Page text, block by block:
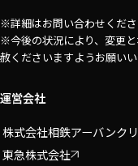
※詳細はお問い合わせくださ
※今後の状況により、変更
赦くださいますようお願いい
運営会社
株式会社相鉄アーバンク
東急株式会社